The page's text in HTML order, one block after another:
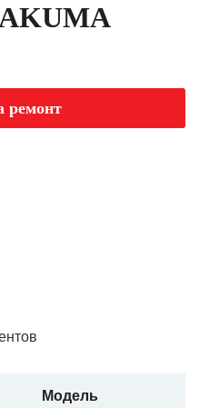
ремонт
Модель